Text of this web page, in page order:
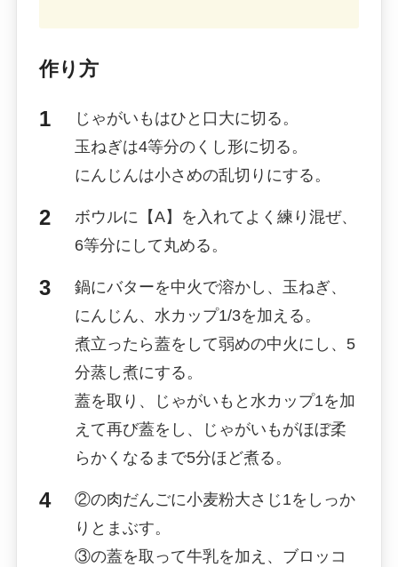
作り方
じゃがいもはひと口大に切る。
玉ねぎは4等分のくし形に切る。
にんじんは小さめの乱切りにする。
ボウルに【A】を入れてよく練り混ぜ、
6等分にして丸める。
鍋にバターを中火で溶かし、玉ねぎ、
にんじん、水カップ1/3を加える。
煮立ったら蓋をして弱めの中火にし、5
分蒸し煮にする。
蓋を取り、じゃがいもと水カップ1を加
えて再び蓋をし、じゃがいもがほぼ柔
らかくなるまで5分ほど煮る。
②の肉だんごに小麦粉大さじ1をしっか
りとまぶす。
③の蓋を取って牛乳を加え、ブロッコ